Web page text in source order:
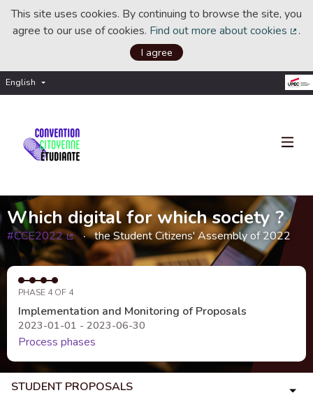
This site uses cookies. By continuing to browse the site, you
agree to our use of cookies. Find out more about cookies .
I agree
English Choisir la langue
Which digital for which society ?
#CCE2022
(External link)
the Student Citizens' Assembly of 2022
PHASE 4 OF 4
Implementation and Monitoring of Proposals
2023-01-01 - 2023-06-30
Process phases
STUDENT PROPOSALS